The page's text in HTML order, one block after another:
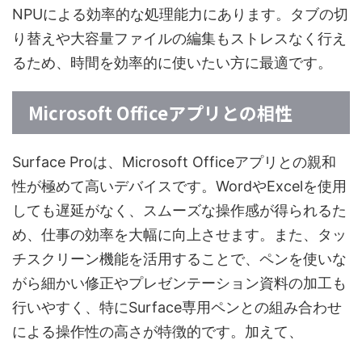
NPUによる効率的な処理能力にあります。タブの切
り替えや大容量ファイルの編集もストレスなく行え
るため、時間を効率的に使いたい方に最適です。
Microsoft Officeアプリとの相性
Surface Proは、Microsoft Officeアプリとの親和
性が極めて高いデバイスです。WordやExcelを使用
しても遅延がなく、スムーズな操作感が得られるた
め、仕事の効率を大幅に向上させます。また、タッ
チスクリーン機能を活用することで、ペンを使いな
がら細かい修正やプレゼンテーション資料の加工も
行いやすく、特にSurface専用ペンとの組み合わせ
による操作性の高さが特徴的です。加えて、